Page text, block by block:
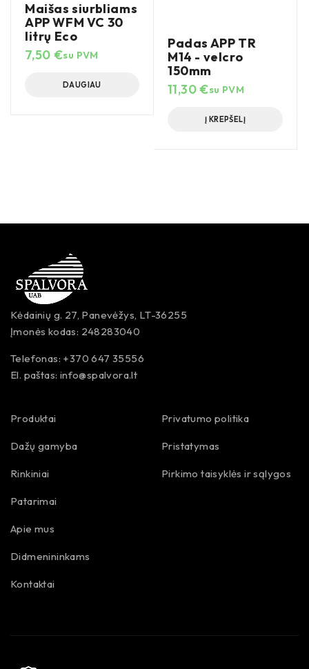
Maišas siurbliams
APP WFM VC 30
litrų Eco
7,50 €su PVM
DAUGIAU
Padas APP TR
M14 - velcro
150mm
11,30€su PVM
Į KREPŠELĮ
Kėdainių g. 27, Panevėžys, LT-36255
Įmonės kodas: 248283040
Telefonas: +370 647 35556
El. paštas: info@spalvora.lt
Produktai
Dažų gamyba
Rinkiniai
Patarimai
Apie mus
Didmenininkams
Kontaktai
Privatumo politika
Pristatymas
Pirkimo taisyklės ir sąlygos